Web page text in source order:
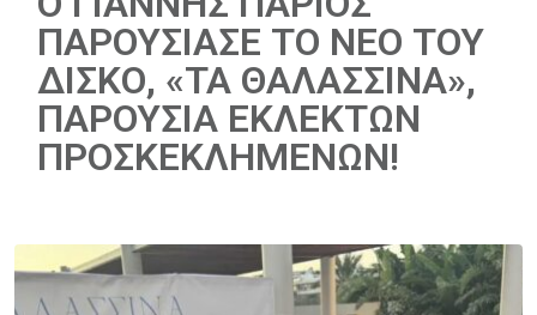
ΠΑΡΟΥΣΙΑΣΕ ΤΟ ΝΕΟ ΤΟΥ
ΔΙΣΚΟ, «ΤΑ ΘΑΛΑΣΣΙΝΑ»,
ΠΑΡΟΥΣΙΑ ΕΚΛΕΚΤΩΝ
ΠΡΟΣΚΕΚΛΗΜΕΝΩΝ!